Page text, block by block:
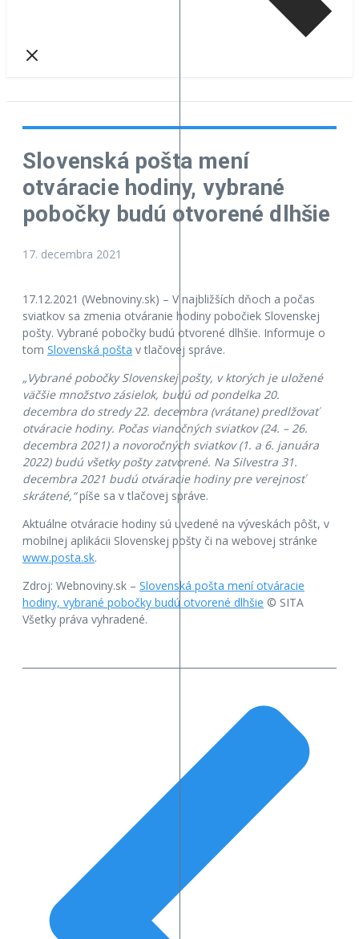
Slovenská pošta mení
otváracie hodiny, vybrané
pobočky budú otvorené dlhšie
17. decembra 2021
17.12.2021 (Webnoviny.sk) – V najbližších dňoch a počas
sviatkov sa zmenia otváranie hodiny pobočiek Slovenskej
pošty. Vybrané pobočky budú otvorené dlhšie. Informuje o
tom Slovenská pošta v tlačovej správe.
„Vybrané pobočky Slovenskej pošty, v ktorých je uložené
väčšie množstvo zásielok, budú od pondelka 20.
decembra do stredy 22. decembra (vrátane) predlžovať
otváracie hodiny. Počas vianočných sviatkov (24. – 26.
decembra 2021) a novoročných sviatkov (1. a 6. januára
2022) budú všetky pošty zatvorené. Na Silvestra 31.
decembra 2021 budú otváracie hodiny pre verejnosť
skrátené,“píše sa v tlačovej správe.
Aktuálne otváracie hodiny sú uvedené na výveskách pôšt, v
mobilnej aplikácii Slovenskej pošty či na webovej stránke
www.posta.sk.
Zdroj: Webnoviny.sk – Slovenská pošta mení otváracie
hodiny, vybrané pobočky budú otvorené dlhšie © SITA
Všetky práva vyhradené.